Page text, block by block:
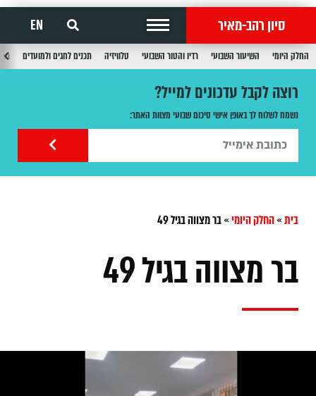
סיון רהב-מאיר EN
החלק היומי השיעור השבועי רדיו והטור השבועי טלוויזיה תכנים לחגים ולמועדים
רוצה לקבל עדכונים למייל?
נשמח לשלוח לך באופן אישי סיכום שבועי מצוות האתר:
בית»החלק היומי»בר מצווה בגיל 49
בר מצווה בגיל 49